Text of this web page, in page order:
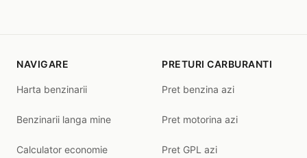
NAVIGARE
Harta benzinarii
Benzinarii langa mine
Calculator economie
PRETURI CARBURANTI
Pret benzina azi
Pret motorina azi
Pret GPL azi